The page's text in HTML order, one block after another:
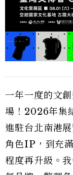
一年一度的文
場！2026年集
進駐台北南港
角色IP，到充
程度再升級。